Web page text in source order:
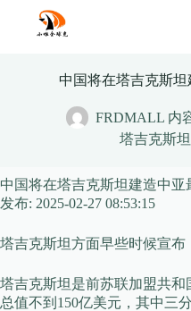
content
中国将在塔吉克斯
FRDMALL 内
塔吉克斯
中国将在塔吉克斯坦建造中亚
发布: 2025-02-27 08:53:15
塔吉克斯坦方面早些时候宣布
塔吉克斯坦是前苏联加盟共
总值不到150亿美元，其中三